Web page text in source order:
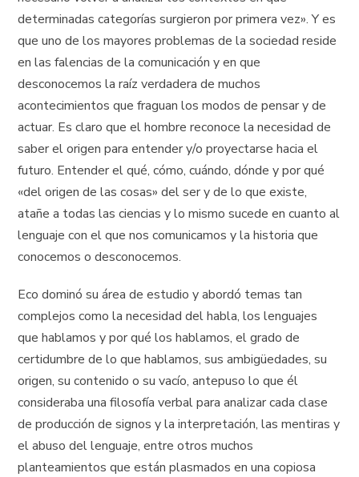
determinadas categorías surgieron por primera vez». Y es
que uno de los mayores problemas de la sociedad reside
en las falencias de la comunicación y en que
desconocemos la raíz verdadera de muchos
acontecimientos que fraguan los modos de pensar y de
actuar. Es claro que el hombre reconoce la necesidad de
saber el origen para entender y/o proyectarse hacia el
futuro. Entender el qué, cómo, cuándo, dónde y por qué
«del origen de las cosas» del ser y de lo que existe,
atañe a todas las ciencias y lo mismo sucede en cuanto al
lenguaje con el que nos comunicamos y la historia que
conocemos o desconocemos.
Eco dominó su área de estudio y abordó temas tan
complejos como la necesidad del habla, los lenguajes
que hablamos y por qué los hablamos, el grado de
certidumbre de lo que hablamos, sus ambigüedades, su
origen, su contenido o su vacío, antepuso lo que él
consideraba una filosofía verbal para analizar cada clase
de producción de signos y la interpretación, las mentiras y
el abuso del lenguaje, entre otros muchos
planteamientos que están plasmados en una copiosa